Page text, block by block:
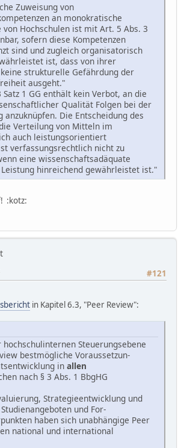
Zuweisung von
an monokratische
von Hochschulen ist mit Art. 5 Abs. 3
sofern diese Kompetenzen
sind und zugleich organisatorisch
ist, dass von ihrer
strukturelle Gefährdung der
ausgeht."
1 GG enthält kein Verbot, an die
Qualität Folgen bei der
Die Entscheidung des
Verteilung von Mitteln im
auch leistungsorientiert
verfassungsrechtlich nicht zu
eine wissenschaftsadäquate
hinreichend gewährleistet ist."
:kotz:
#121
in Kapitel 6.3, "Peer Review":
Steuerungsebene
bestmögliche Voraussetzun-
in allen
nach § 3 Abs. 1 BbgHG
Strategieentwicklung und
und For-
haben sich unabhängige Peer
national und international